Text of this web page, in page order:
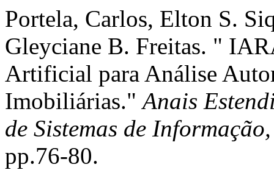
Portela, Carlos, Elton S.
Gleyciane B. Freitas. "
Artificial para Análise
Imobiliárias."Anais
de Sistemas de
pp.76-80.